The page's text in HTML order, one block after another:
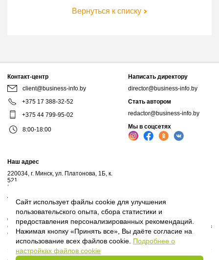
Сайт использует файлы cookie для улучшения
пользовательского опыта, сбора статистики и
предоставления персонализированных рекомендаций.
Нажимая кнопку «Принять все», Вы даёте согласие на
использование всех файлов cookie. Подробнее о
настройках файлов cookie
Вернуться к списку
© 2017-2026, ООО "Профессиональные правовые системы", входит в
структуру компаний Владимира Гревцова. Воспроизведение материалов
сайта без письменного согласия владельца запрещено.
Контакт-центр
client@business-info.by
+375 17 388-32-52
+375 44 799-95-02
8:00-18:00
Написать директору
director@business-info.by
Стать автором
redactor@business-info.by
Мы в соцсетях
Наш адрес
220034, г. Минск, ул. Платонова, 1Б, к.
521
Почтовый адрес: а/я 102, 220034, г.Минск
Личный кабинет